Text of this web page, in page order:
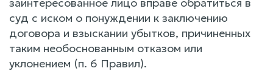
суд с иском о понуждении к заключению
договора и взыскании убытков, причиненных
таким необоснованным отказом или
уклонением (п. 6 Правил).